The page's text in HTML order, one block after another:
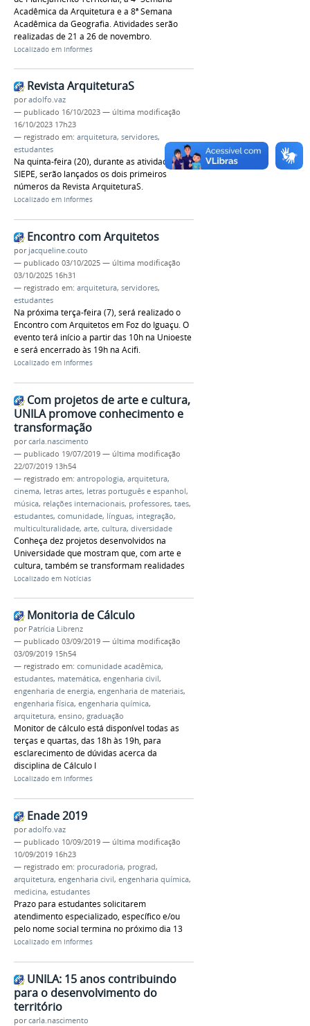
Acadêmica da Arquitetura e a 8ª Semana
Acadêmica da Geografia. Atividades serão
realizadas de 21 a 26 de novembro.
Localizado em Informes
Revista ArquiteturaS
poradolfo.vaz
— publicado 16/10/2023 — última modificação
16/10/2023 17h23
— registrado em: arquitetura, servidores,
estudantes
Na quinta-feira (20), durante as atividades da
SIEPE, serão lançados os dois primeiros
números da Revista ArquiteturaS.
Localizado em Informes
Encontro com Arquitetos
por jacqueline.couto
— publicado 03/10/2025 — última modificação
03/10/2025 16h31
— registrado em: arquitetura, servidores,
estudantes
Na próxima terça-feira (7), será realizado o
Encontro com Arquitetos em Foz do Iguaçu. O
evento terá início a partir das 10h na Unioeste
e será encerrado às 19h na Acifi.
Localizado em Informes
Com projetos de arte e cultura,
UNILA promove conhecimento e
transformação
porcarla.nascimento
— publicado 19/07/2019 — última modificação
22/07/2019 13h54
— registrado em: antropologia, arquitetura,
cinema, letras artes, letras português e espanhol,
música, relações internacionais, professores, taes,
estudantes, comunidade, línguas, integração,
multiculturalidade, arte, cultura, diversidade
Conheça dez projetos desenvolvidos na
Universidade que mostram que, com arte e
cultura, também se transformam realidades
Localizado em Notícias
Monitoria de Cálculo
por Patrícia Librenz
— publicado 03/09/2019 — última modificação
03/09/2019 15h54
— registrado em: comunidade acadêmica,
estudantes, matemática, engenharia civil,
engenharia de energia, engenharia de materiais,
engenharia física, engenharia química,
arquitetura, ensino, graduação
Monitor de cálculo está disponível todas as
terças e quartas, das 18h às 19h, para
esclarecimento de dúvidas acerca da
disciplina de Cálculo I
Localizado em Informes
Enade 2019
poradolfo.vaz
— publicado 10/09/2019 — última modificação
10/09/2019 16h23
— registrado em: procuradoria, prograd,
arquitetura, engenharia civil, engenharia química,
medicina, estudantes
Prazo para estudantes solicitarem
atendimento especializado, específico e/ou
pelo nome social termina no próximo dia 13
Localizado em Informes
UNILA: 15 anos contribuindo
para o desenvolvimento do
território
porcarla.nascimento